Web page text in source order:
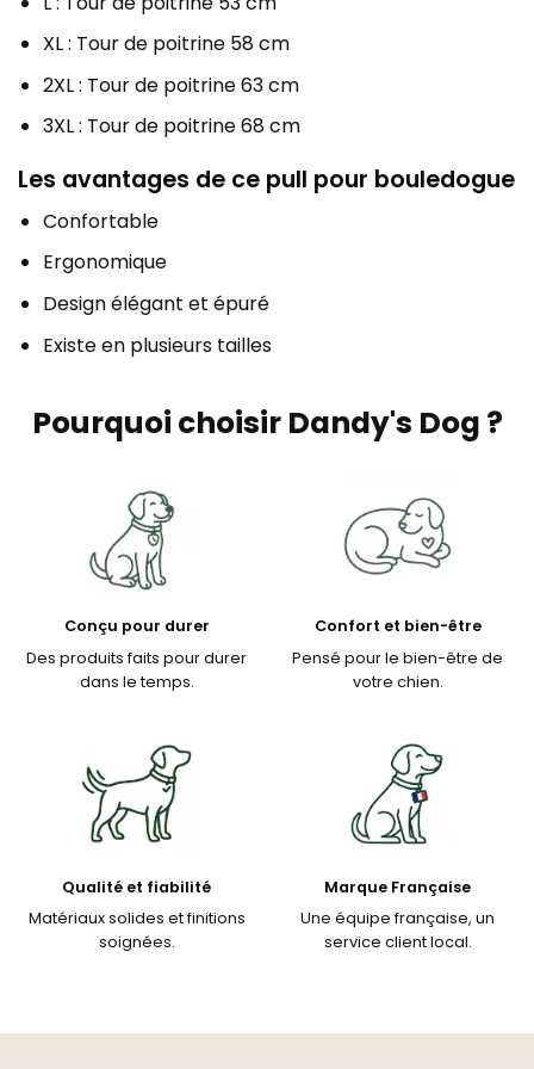
XL : Tour de poitrine 58 cm
2XL : Tour de poitrine 63 cm
3XL : Tour de poitrine 68 cm
Les avantages de ce pull pour bouledogue
Confortable
Ergonomique
Design élégant et épuré
Existe en plusieurs tailles
Pourquoi choisir Dandy's Dog ?
Conçu pour durer
Des produits faits pour durer
dans le temps.
Confort et bien-être
Pensé pour le bien-être de
votre chien.
Qualité et fiabilité
Matériaux solides et finitions
soignées.
Marque Française
Une équipe française, un
service client local.